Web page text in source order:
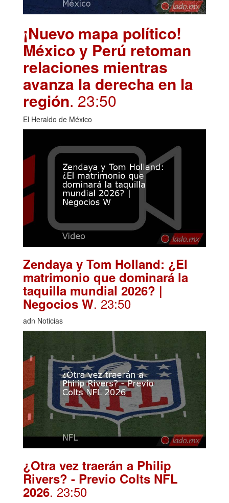
¡Nuevo mapa político!
México y Perú retoman
relaciones mientras
avanza la derecha en la
región. 23:50
El Heraldo de México
Zendaya y Tom Holland: ¿El
matrimonio que dominará la
taquilla mundial 2026? |
Negocios W. 23:50
adn Noticias
¿Otra vez traerán a Philip
Rivers? - Previo Colts NFL
2026. 23:50